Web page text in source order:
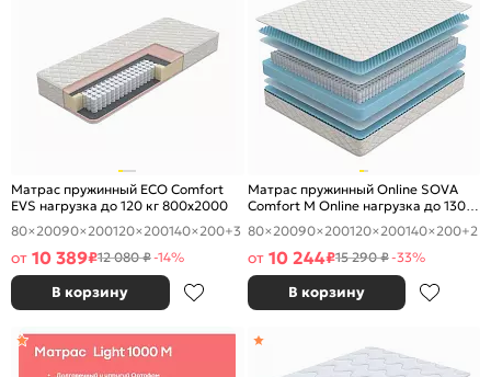
Матрас пружинный ECO Comfort
EVS нагрузка до 120 кг 800x2000
80×20090×200120×200140×200+3
от 10 389₽12 080 ₽-14%
В корзину
Матрас пружинный Online SOVA
Comfort M Online нагрузка до 130
кг 800x2000
80×20090×200120×200140×200+2
от 10 244₽15 290 ₽-33%
В корзину